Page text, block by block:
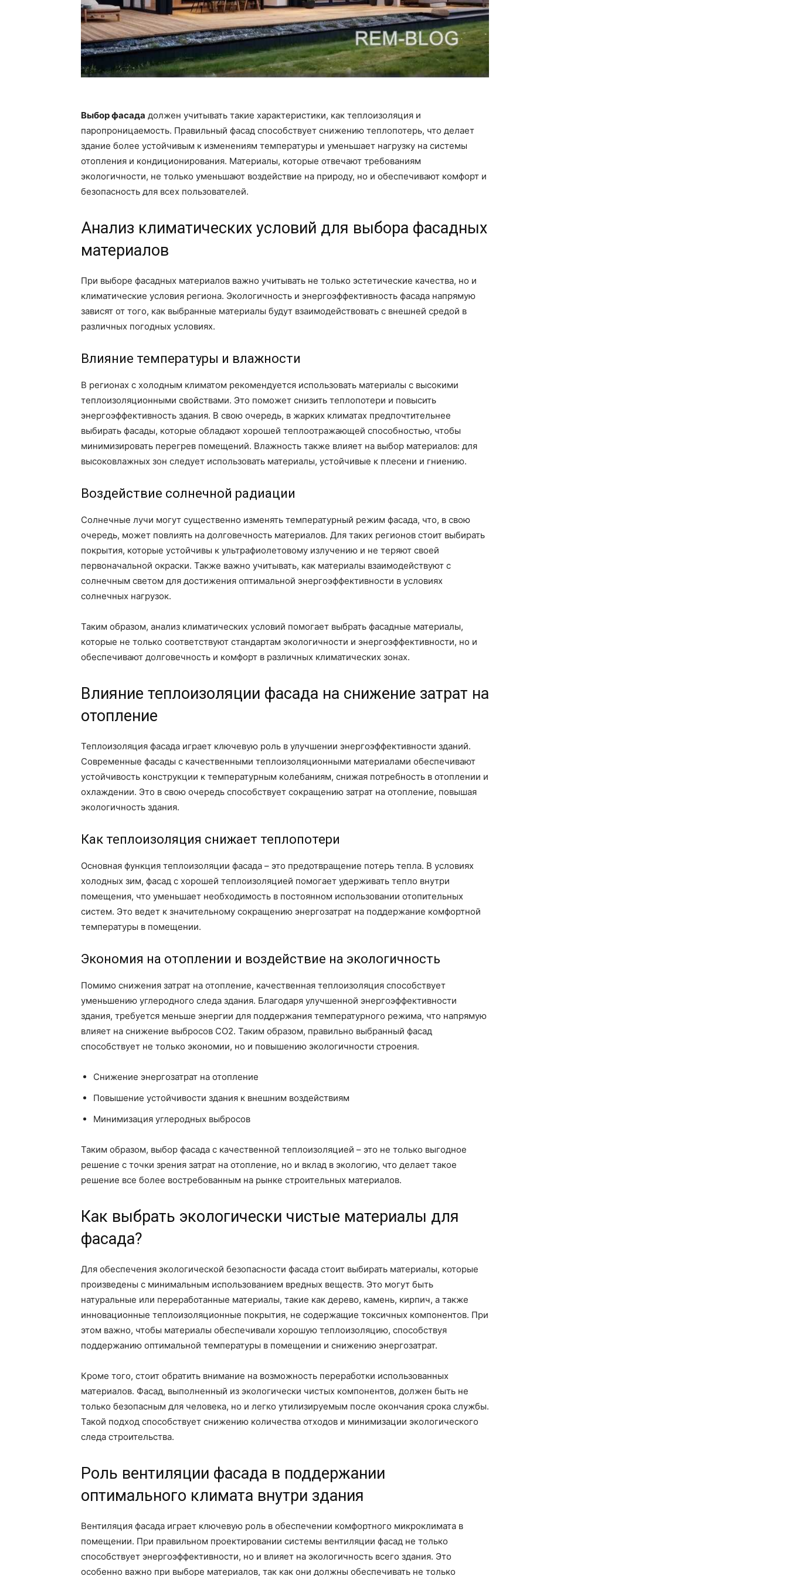
Выбор фасада должен учитывать такие характеристики, как теплоизоляция и
паропроницаемость. Правильный фасад способствует снижению теплопотерь, что делает
здание более устойчивым к изменениям температуры и уменьшает нагрузку на системы
отопления и кондиционирования. Материалы, которые отвечают требованиям
экологичности, не только уменьшают воздействие на природу, но и обеспечивают комфорт и
безопасность для всех пользователей.
Анализ климатических условий для выбора фасадных
материалов
При выборе фасадных материалов важно учитывать не только эстетические качества, но и
климатические условия региона. Экологичность и энергоэффективность фасада напрямую
зависят от того, как выбранные материалы будут взаимодействовать с внешней средой в
различных погодных условиях.
Влияние температуры и влажности
В регионах с холодным климатом рекомендуется использовать материалы с высокими
теплоизоляционными свойствами. Это поможет снизить теплопотери и повысить
энергоэффективность здания. В свою очередь, в жарких климатах предпочтительнее
выбирать фасады, которые обладают хорошей теплоотражающей способностью, чтобы
минимизировать перегрев помещений. Влажность также влияет на выбор материалов: для
высоковлажных зон следует использовать материалы, устойчивые к плесени и гниению.
Воздействие солнечной радиации
Солнечные лучи могут существенно изменять температурный режим фасада, что, в свою
очередь, может повлиять на долговечность материалов. Для таких регионов стоит выбирать
покрытия, которые устойчивы к ультрафиолетовому излучению и не теряют своей
первоначальной окраски. Также важно учитывать, как материалы взаимодействуют с
солнечным светом для достижения оптимальной энергоэффективности в условиях
солнечных нагрузок.
Таким образом, анализ климатических условий помогает выбрать фасадные материалы,
которые не только соответствуют стандартам экологичности и энергоэффективности, но и
обеспечивают долговечность и комфорт в различных климатических зонах.
Влияние теплоизоляции фасада на снижение затрат на
отопление
Теплоизоляция фасада играет ключевую роль в улучшении энергоэффективности зданий.
Современные фасады с качественными теплоизоляционными материалами обеспечивают
устойчивость конструкции к температурным колебаниям, снижая потребность в отоплении и
охлаждении. Это в свою очередь способствует сокращению затрат на отопление, повышая
экологичность здания.
Как теплоизоляция снижает теплопотери
Основная функция теплоизоляции фасада – это предотвращение потерь тепла. В условиях
холодных зим, фасад с хорошей теплоизоляцией помогает удерживать тепло внутри
помещения, что уменьшает необходимость в постоянном использовании отопительных
систем. Это ведет к значительному сокращению энергозатрат на поддержание комфортной
температуры в помещении.
Экономия на отоплении и воздействие на экологичность
Помимо снижения затрат на отопление, качественная теплоизоляция способствует
уменьшению углеродного следа здания. Благодаря улучшенной энергоэффективности
здания, требуется меньше энергии для поддержания температурного режима, что напрямую
влияет на снижение выбросов CO2. Таким образом, правильно выбранный фасад
способствует не только экономии, но и повышению экологичности строения.
Снижение энергозатрат на отопление
Повышение устойчивости здания к внешним воздействиям
Минимизация углеродных выбросов
Таким образом, выбор фасада с качественной теплоизоляцией – это не только выгодное
решение с точки зрения затрат на отопление, но и вклад в экологию, что делает такое
решение все более востребованным на рынке строительных материалов.
Как выбрать экологически чистые материалы для
фасада?
Для обеспечения экологической безопасности фасада стоит выбирать материалы, которые
произведены с минимальным использованием вредных веществ. Это могут быть
натуральные или переработанные материалы, такие как дерево, камень, кирпич, а также
инновационные теплоизоляционные покрытия, не содержащие токсичных компонентов. При
этом важно, чтобы материалы обеспечивали хорошую теплоизоляцию, способствуя
поддержанию оптимальной температуры в помещении и снижению энергозатрат.
Кроме того, стоит обратить внимание на возможность переработки использованных
материалов. Фасад, выполненный из экологически чистых компонентов, должен быть не
только безопасным для человека, но и легко утилизируемым после окончания срока службы.
Такой подход способствует снижению количества отходов и минимизации экологического
следа строительства.
Роль вентиляции фасада в поддержании
оптимального климата внутри здания
Вентиляция фасада играет ключевую роль в обеспечении комфортного микроклимата в
помещении. При правильном проектировании системы вентиляции фасад не только
способствует энергоэффективности, но и влияет на экологичность всего здания. Это
особенно важно при выборе материалов, так как они должны обеспечивать не только